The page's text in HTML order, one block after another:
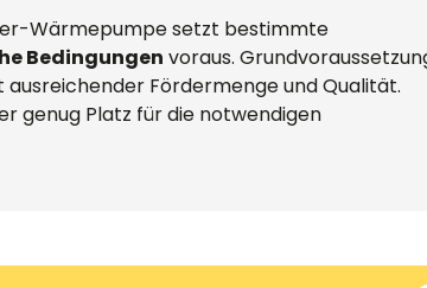
Wärmepumpe setzt bestimmte
Bedingungen voraus.
Fördermenge und Qualität.
genug Platz für die notwendigen